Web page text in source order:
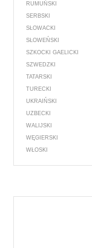
RUMUŃSKI
SERBSKI
SŁOWACKI
SŁOWEŃSKI
SZKOCKI GAELICKI
SZWEDZKI
TATARSKI
TURECKI
UKRAIŃSKI
UZBECKI
WALIJSKI
WĘGIERSKI
WŁOSKI